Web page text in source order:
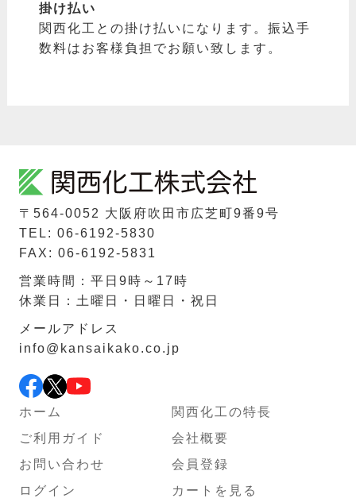
掛け払い
関西化工との掛け払いになります。振込手
数料はお客様負担でお願い致します。
〒564-0052 ⼤阪府吹⽥市広芝町9番9号
TEL: 06-6192-5830
FAX: 06-6192-5831
営業時間：平日9時～17時
休業日：土曜日・日曜日・祝日
メールアドレス
info@kansaikako.co.jp
ホーム
関西化工の特長
ご利用ガイド
会社概要
お問い合わせ
会員登録
ログイン
カートを見る